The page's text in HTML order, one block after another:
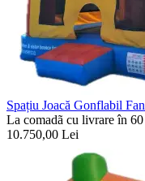
Spațiu Joacă Gonflabil
La comadã cu livrare în 60
10.750,00 Lei